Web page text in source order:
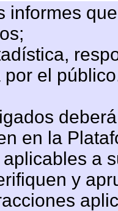
informes
por el
en la
a
y